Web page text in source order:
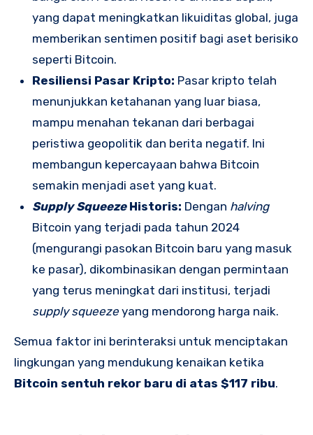
yang dapat meningkatkan likuiditas global, juga
memberikan sentimen positif bagi aset berisiko
seperti Bitcoin.
Resiliensi Pasar Kripto: Pasar kripto telah
menunjukkan ketahanan yang luar biasa,
mampu menahan tekanan dari berbagai
peristiwa geopolitik dan berita negatif. Ini
membangun kepercayaan bahwa Bitcoin
semakin menjadi aset yang kuat.
Supply SqueezeHistoris: Dengan halving
Bitcoin yang terjadi pada tahun 2024
(mengurangi pasokan Bitcoin baru yang masuk
ke pasar), dikombinasikan dengan permintaan
yang terus meningkat dari institusi, terjadi
supply squeeze yang mendorong harga naik.
Semua faktor ini berinteraksi untuk menciptakan
lingkungan yang mendukung kenaikan ketika
Bitcoin sentuh rekor baru di atas $117 ribu.